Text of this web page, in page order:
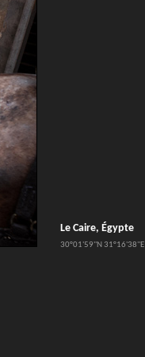
Le Caire, Égypte
30°01'59''N 31°16'38''E